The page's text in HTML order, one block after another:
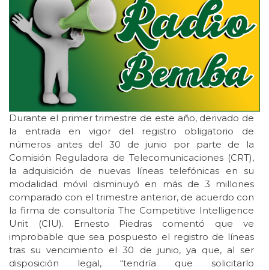
Durante el primer trimestre de este año, derivado de
la entrada en vigor del registro obligatorio de
números antes del 30 de junio por parte de la
Comisión Reguladora de Telecomunicaciones (CRT),
la adquisición de nuevas líneas telefónicas en su
modalidad móvil disminuyó en más de 3 millones
comparado con el trimestre anterior, de acuerdo con
la firma de consultoría The Competitive Intelligence
Unit (CIU). Ernesto Piedras comentó que ve
improbable que sea pospuesto el registro de líneas
tras su vencimiento el 30 de junio, ya que, al ser
disposición legal, “tendría que solicitarlo